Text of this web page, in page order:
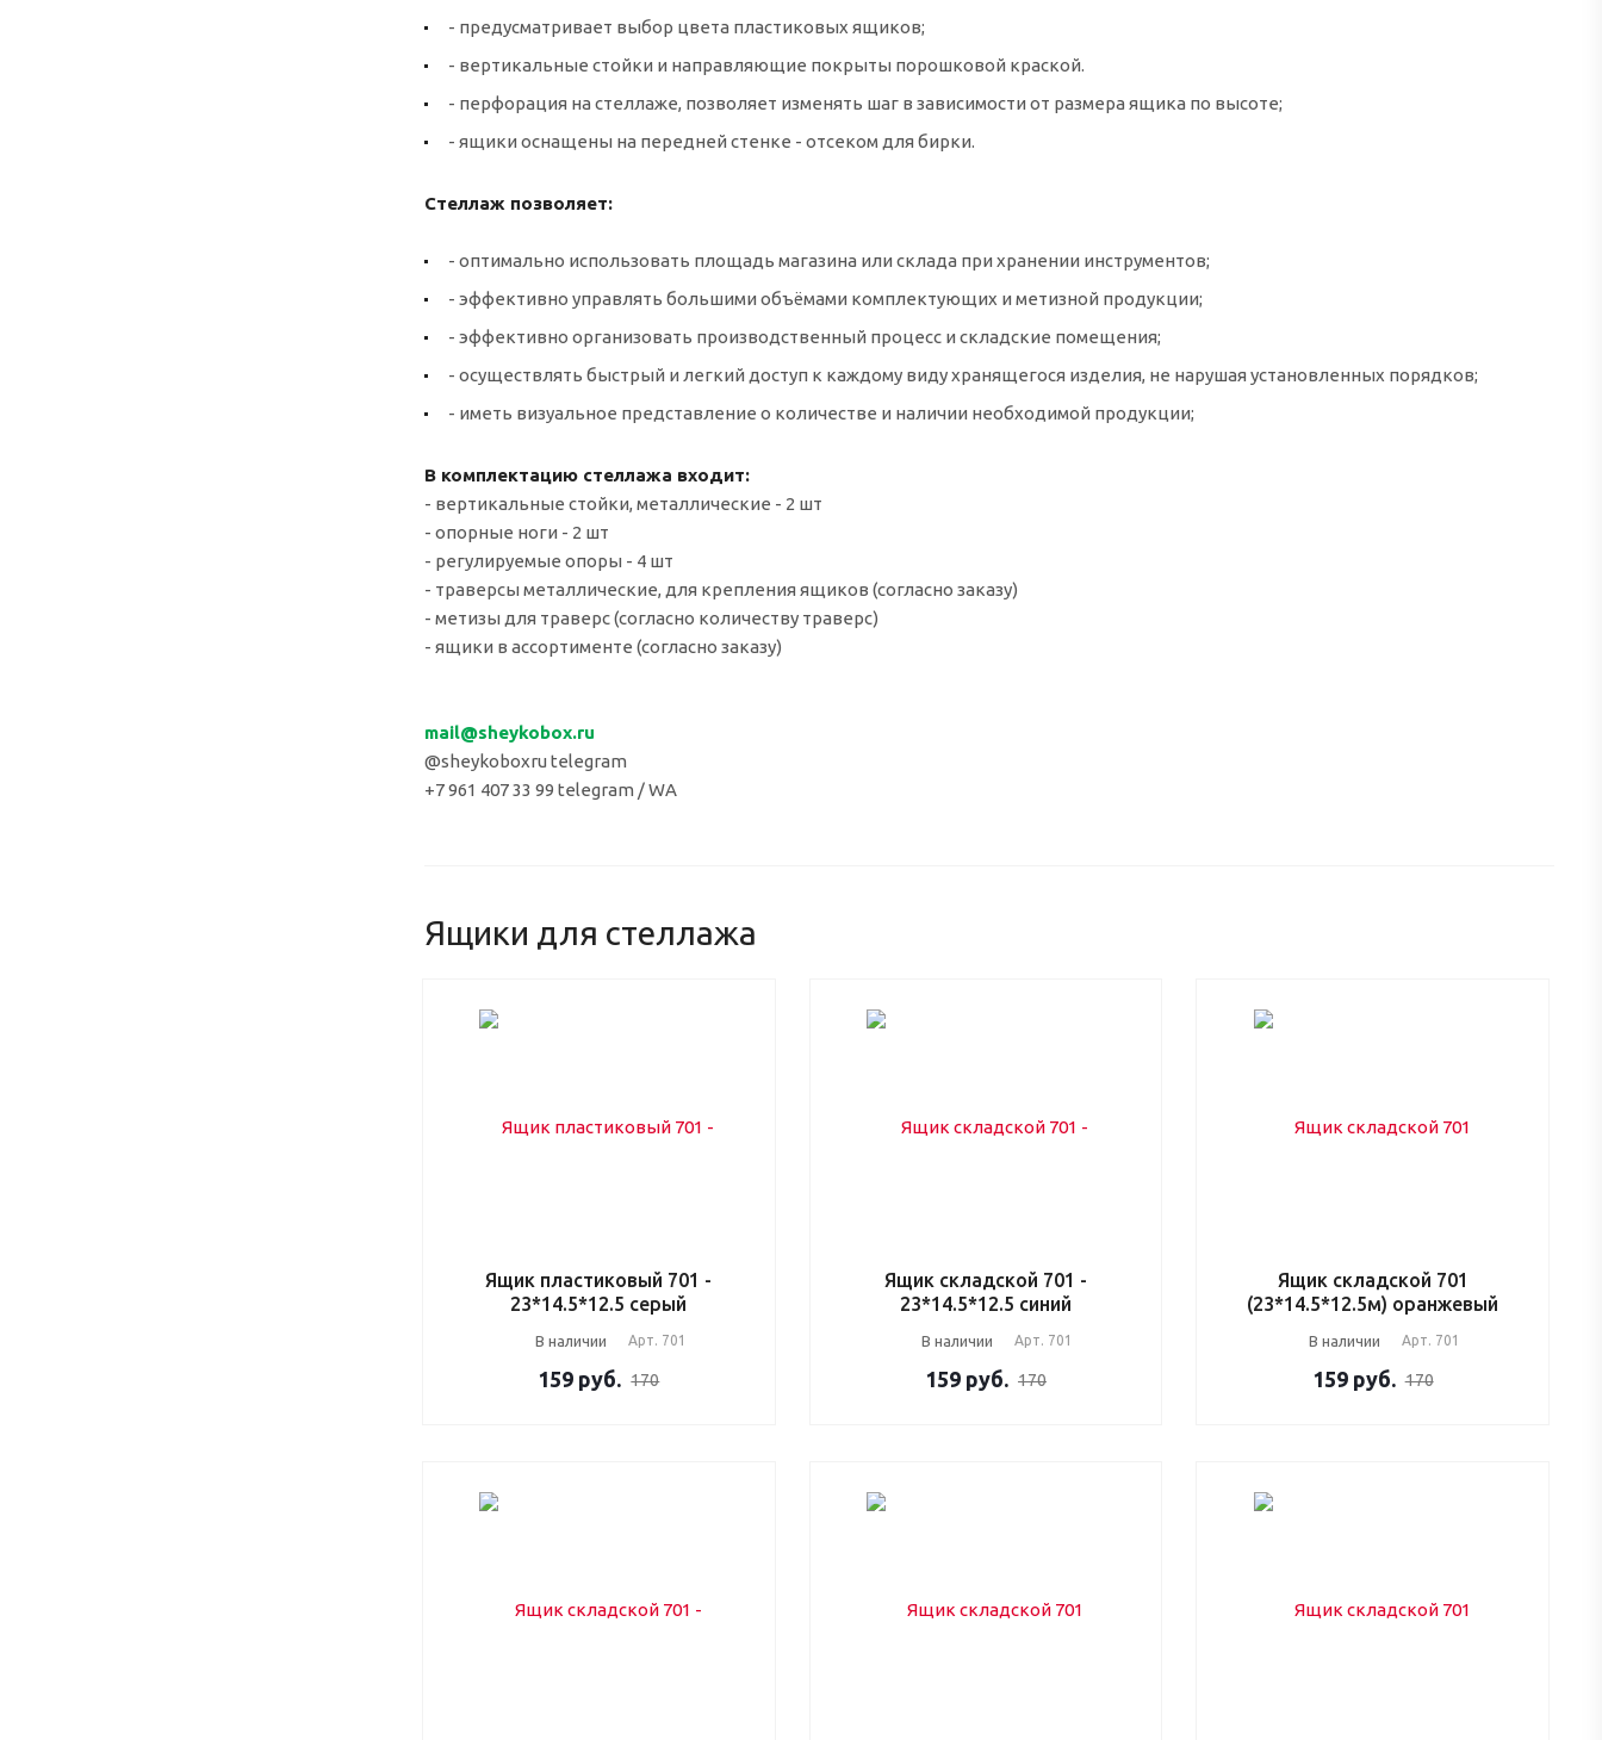
- предусматривает выбор цвета пластиковых ящиков;
- вертикальные стойки и направляющие покрыты порошковой краской.
- перфорация на стеллаже, позволяет изменять шаг в зависимости от размера ящика по высоте;
- ящики оснащены на передней стенке - отсеком для бирки.
Стеллаж позволяет:
- оптимально использовать площадь магазина или склада при хранении инструментов;
- эффективно управлять большими объёмами комплектующих и метизной продукции;
- эффективно организовать производственный процесс и складские помещения;
- осуществлять быстрый и легкий доступ к каждому виду хранящегося изделия, не нарушая установленных порядков;
- иметь визуальное представление о количестве и наличии необходимой продукции;
В комплектацию стеллажа входит:
- вертикальные стойки, металлические - 2 шт
- опорные ноги - 2 шт
- регулируемые опоры - 4 шт
- траверсы металлические, для крепления ящиков (согласно заказу)
- метизы для траверс (согласно количеству траверс)
- ящики в ассортименте (согласно заказу)
mail@sheykobox.ru
@sheykoboxru telegram
+7 961 407 33 99 telegram / WA
Ящики для стеллажа
Ящик пластиковый 701 -
23*14.5*12.5 серый
В наличии Арт. 701
159 руб. 170
Ящик складской 701 -
23*14.5*12.5 синий
В наличии Арт. 701
159 руб. 170
Ящик складской 701
(23*14.5*12.5м) оранжевый
В наличии Арт. 701
159 руб. 170